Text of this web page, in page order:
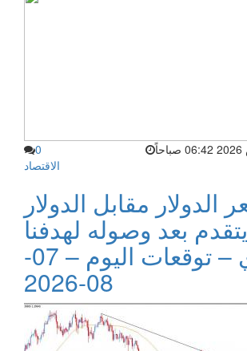
0
الاقتصاد
الدولار مقابل الدولار
بعد وصوله لهدفنا
السعري – توقعات اليوم – 07-
08-2026